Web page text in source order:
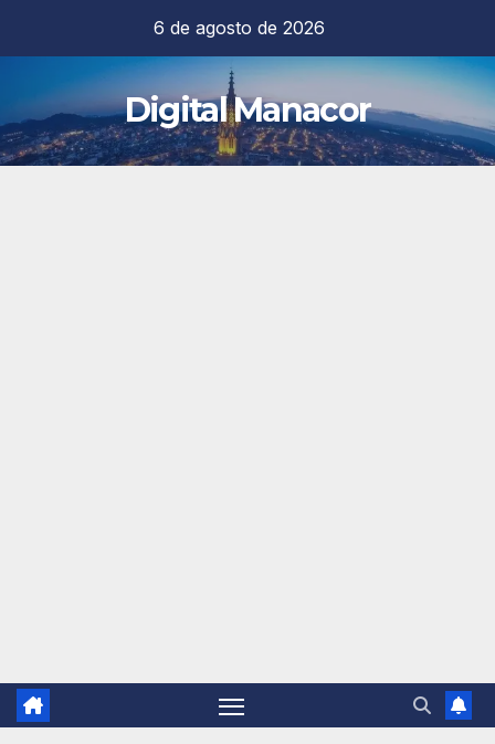
contenido
6 de agosto de 2026
Digital Manacor